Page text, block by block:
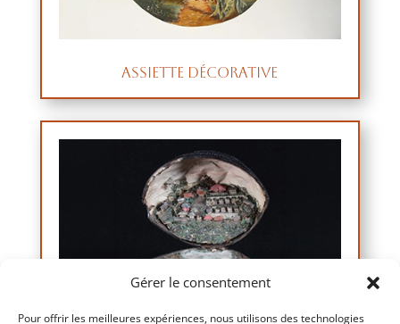
Gérer le consentement
Pour offrir les meilleures expériences, nous utilisons des technologies
Assiette décorative